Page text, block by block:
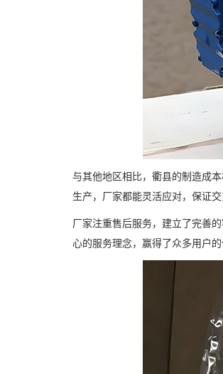
与其他地区相比，衢县的制造成
生产，厂家都能灵活应对，保证交
厂家注重售后服务，建立了完善
心的服务理念，赢得了众多用户的